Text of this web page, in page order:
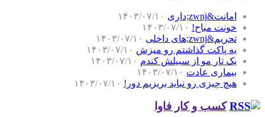
امانت&zwnj;داری
۱۴۰۳/۰۷/۱۰
خونت مباح! ۱۴۰۳/۰۷/۱۰
تحریم&zwnj;های داخلی
۱۴۰۳/۰۷/۱۰
یه پاکت گذاشتم رو میزش ۱۴۰۳/۰۷/۱۰
یک تار مو از سبیلش کندم ۱۴۰۳/۰۷/۱۰
بیماری عادت ۱۴۰۳/۰۷/۱۰
هیچ چیزی رو نباید بریزیم دور! ۱۴۰۳/۰۷/۱۰
کسب و کار فاوا